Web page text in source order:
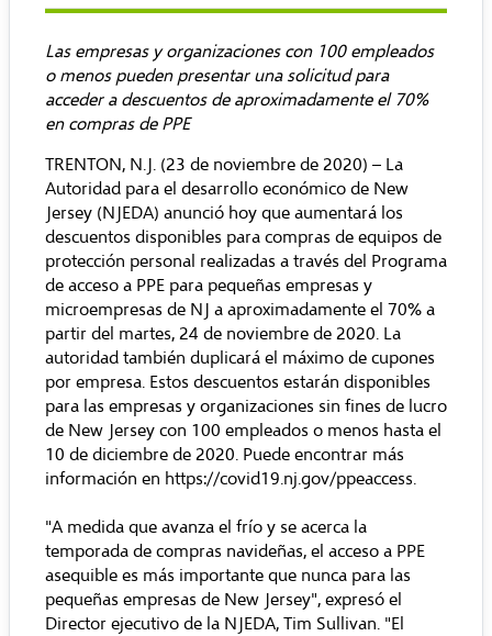
Las empresas y organizaciones con 100 empleados
o menos pueden presentar una solicitud para
acceder a descuentos de aproximadamente el 70%
en compras de PPE
TRENTON, N.J. (23 de noviembre de 2020) – La
Autoridad para el desarrollo económico de New
Jersey (NJEDA) anunció hoy que aumentará los
descuentos disponibles para compras de equipos de
protección personal realizadas a través del Programa
de acceso a PPE para pequeñas empresas y
microempresas de NJ a aproximadamente el 70% a
partir del martes, 24 de noviembre de 2020. La
autoridad también duplicará el máximo de cupones
por empresa. Estos descuentos estarán disponibles
para las empresas y organizaciones sin fines de lucro
de New Jersey con 100 empleados o menos hasta el
10 de diciembre de 2020. Puede encontrar más
información en https://covid19.nj.gov/ppeaccess.
"A medida que avanza el frío y se acerca la
temporada de compras navideñas, el acceso a PPE
asequible es más importante que nunca para las
pequeñas empresas de New Jersey", expresó el
Director ejecutivo de la NJEDA, Tim Sullivan. "El